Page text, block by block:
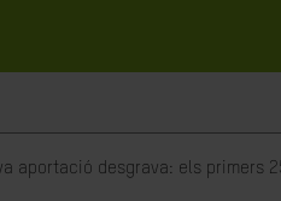
aportació desgrava: els primers